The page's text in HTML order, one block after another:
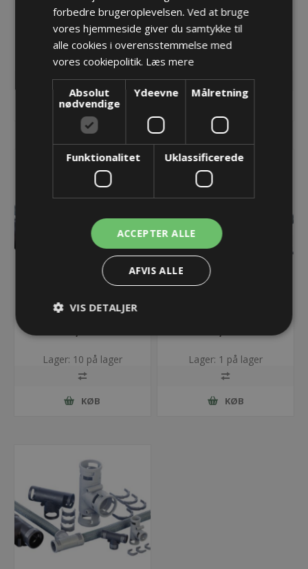
T-stykke, NW17/17/17,
sort
69,47 kr.
Lager: 42 på lager
KØB
T-stykke, NW23/23/23,
sort
106,74 kr.
Lager: Restordre - Er på vej!
T-stykke, NW29/29/29,
sort
Lager: 10 på lager
KØB
Lager: 1 på lager
KØB
forbedre brugeroplevelsen. Ved at bruge
vores hjemmeside giver du samtykke til
alle cookies i overensstemmelse med
vores cookiepolitik. Læs mere
Absolut
nødvendige
Ydeevne Målretning
Funktionalitet Uklassificerede
ACCEPTER ALLE
AFVIS ALLE
VIS DETALJER